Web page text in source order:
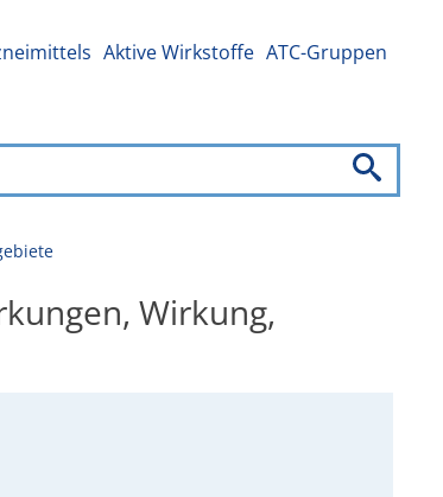
Aktive Wirkstoffe ATC-Gruppen
Wirkung,